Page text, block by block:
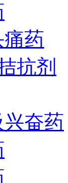
药
抗剂
奋药